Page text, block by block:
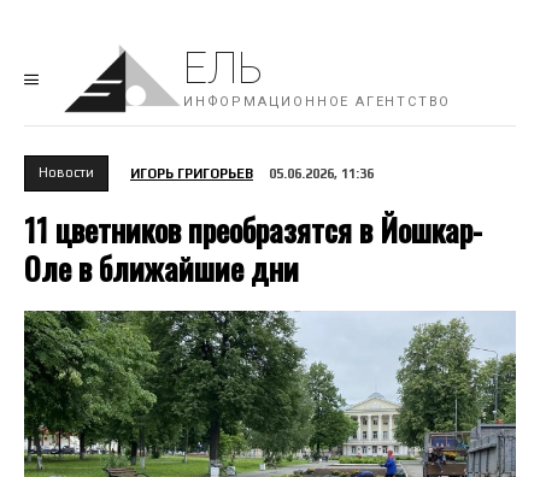
ЕЛЬ
ИНФОРМАЦИОННОЕ АГЕНТСТВО
Новости ИГОРЬ ГРИГОРЬЕВ 05.06.2026, 11:36
11 цветников преобразятся в Йошкар-
Оле в ближайшие дни